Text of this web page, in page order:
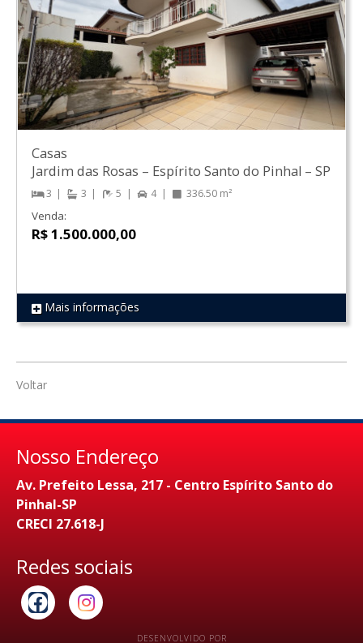
REF 949
Casas
Jardim das Rosas – Espírito Santo do Pinhal – SP
3 3 5 4 336.50 m²
Venda:
R$ 1.500.000,00
Mais informações
Voltar
Nosso Endereço
Av. Prefeito Lessa, 217 - Centro Espírito Santo do
Pinhal-SP
CRECI 27.618-J
Redes sociais
DESENVOLVIDO POR